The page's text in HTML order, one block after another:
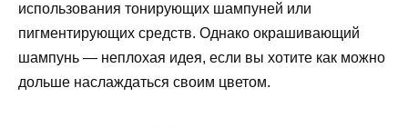
использования тонирующих шампуней или
пигментирующих средств. Однако окрашивающий
шампунь — неплохая идея, если вы хотите как можно
дольше наслаждаться своим цветом.